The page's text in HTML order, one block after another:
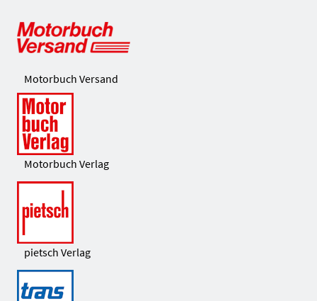
Motorbuch Versand
Motorbuch Verlag
pietsch Verlag